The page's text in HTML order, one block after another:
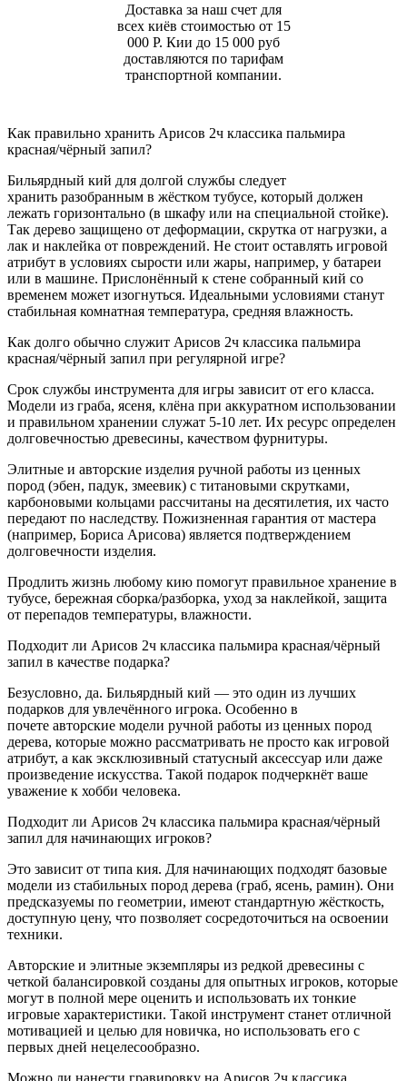
Доставка за наш счет для
всех киёв стоимостью от 15
000 Р. Кии до 15 000 руб
доставляются по тарифам
транспортной компании.
Как правильно хранить Арисов 2ч классика пальмира
красная/чёрный запил?
Бильярдный кий для долгой службы следует
хранить разобранным в жёстком тубусе, который должен
лежать горизонтально (в шкафу или на специальной стойке).
Так дерево защищено от деформации, скрутка от нагрузки, а
лак и наклейка от повреждений. Не стоит оставлять игровой
атрибут в условиях сырости или жары, например, у батареи
или в машине. Прислонённый к стене собранный кий со
временем может изогнуться. Идеальными условиями станут
стабильная комнатная температура, средняя влажность.
Как долго обычно служит Арисов 2ч классика пальмира
красная/чёрный запил при регулярной игре?
Срок службы инструмента для игры зависит от его класса.
Модели из граба, ясеня, клёна при аккуратном использовании
и правильном хранении служат 5-10 лет. Их ресурс определен
долговечностью древесины, качеством фурнитуры.
Элитные и авторские изделия ручной работы из ценных
пород (эбен, падук, змеевик) с титановыми скрутками,
карбоновыми кольцами рассчитаны на десятилетия, их часто
передают по наследству. Пожизненная гарантия от мастера
(например, Бориса Арисова) является подтверждением
долговечности изделия.
Продлить жизнь любому кию помогут правильное хранение в
тубусе, бережная сборка/разборка, уход за наклейкой, защита
от перепадов температуры, влажности.
Подходит ли Арисов 2ч классика пальмира красная/чёрный
запил в качестве подарка?
Безусловно, да. Бильярдный кий — это один из лучших
подарков для увлечённого игрока. Особенно в
почете авторские модели ручной работы из ценных пород
дерева, которые можно рассматривать не просто как игровой
атрибут, а как эксклюзивный статусный аксессуар или даже
произведение искусства. Такой подарок подчеркнёт ваше
уважение к хобби человека.
Подходит ли Арисов 2ч классика пальмира красная/чёрный
запил для начинающих игроков?
Это зависит от типа кия. Для начинающих подходят базовые
модели из стабильных пород дерева (граб, ясень, рамин). Они
предсказуемы по геометрии, имеют стандартную жёсткость,
доступную цену, что позволяет сосредоточиться на освоении
техники.
Авторские и элитные экземпляры из редкой древесины с
четкой балансировкой созданы для опытных игроков, которые
могут в полной мере оценить и использовать их тонкие
игровые характеристики. Такой инструмент станет отличной
мотивацией и целью для новичка, но использовать его с
первых дней нецелесообразно.
Можно ли нанести гравировку на Арисов 2ч классика